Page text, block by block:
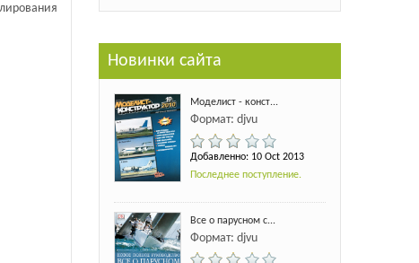
Новинки сайта
Моделист - конст...
Формат: djvu
Добавленно: 10 Oct 2013
Последнее поступление.
Все о парусном с...
Формат: djvu